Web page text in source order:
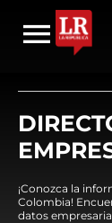
¡Conozca la
Colombia!
datos